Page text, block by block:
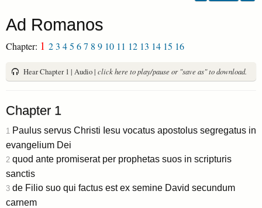
Ad Romanos
Chapter: 1 23 45 67 8 9 10 11 12 13 14 15 16
Hear Chapter 1 | Audio | click here to play/pause or "save as" to download.
Chapter 1
1 Paulus servus Christi Iesu vocatus apostolus segregatus in
evangelium Dei
2 quod ante promiserat per prophetas suos in scripturis
sanctis
3 de Filio suo qui factus est ex semine David secundum
carnem